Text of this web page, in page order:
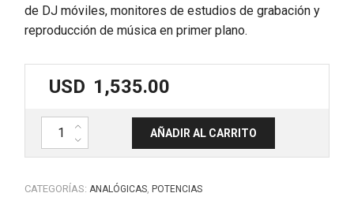
de DJ móviles, monitores de estudios de grabación y
reproducción de música en primer plano.
USD 1,535.00
Potencia profesional 2x1500w. AX 3000. FBT cantidad
AÑADIR AL CARRITO
CATEGORÍAS: ANALÓGICAS, POTENCIAS